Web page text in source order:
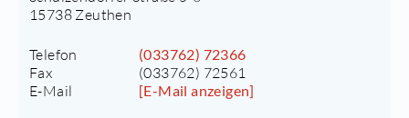
15738 Zeuthen
Telefon (033762) 72366
Fax
(033762) 72561
E-Mail
[E-Mail anzeigen]